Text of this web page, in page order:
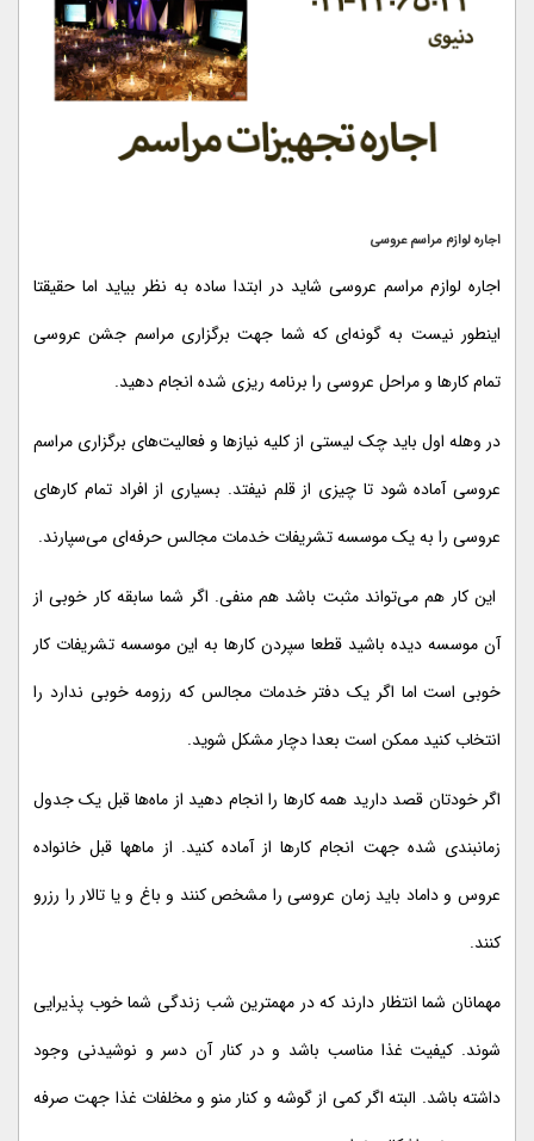
اجاره لوازم مراسم عروسی
اجاره لوازم مراسم عروسی شاید در ابتدا ساده به نظر بیاید اما حقیقتا
اینطور نیست به گونه‌ای که شما جهت برگزاری مراسم جشن عروسی
تمام کارها و مراحل عروسی را برنامه ریزی شده انجام دهید.
در وهله اول باید چک لیستی از کلیه نیازها و فعالیت‌های برگزاری مراسم
عروسی آماده شود تا چیزی از قلم نیفتد. بسیاری از افراد تمام کارهای
عروسی را به یک موسسه تشریفات خدمات مجالس حرفه‌ای می‌سپارند.
این کار هم می‌تواند مثبت باشد هم منفی. اگر شما سابقه کار خوبی از
آن موسسه دیده باشید قطعا سپردن کارها به این موسسه تشریفات کار
خوبی است اما اگر یک دفتر خدمات مجالس که رزومه خوبی ندارد را
انتخاب کنید ممکن است بعدا دچار مشکل شوید.
اگر خودتان قصد دارید همه کارها را انجام دهید از ماه‌ها قبل یک جدول
زمانبندی شده جهت انجام کارها از آماده کنید. از ماهها قبل خانواده
عروس و داماد باید زمان عروسی را مشخص کنند و باغ و یا تالار را رزرو
کنند.
مهمانان شما انتظار دارند که در مهمترین شب زندگی شما خوب پذیرایی
شوند. کیفیت غذا مناسب باشد و در کنار آن دسر و نوشیدنی وجود
داشته باشد. البته اگر کمی از گوشه و کنار منو و مخلفات غذا جهت صرفه